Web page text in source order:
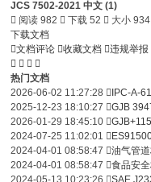
JCS 7502-2021 中文 (1)
 阅读 982  下载 52  大小
下载文档
文档评论 收藏文档 违规举报
   
热门文档
2026-06-02 11:27:28  IPC-A-
2025-12-23 18:10:27 GJB
2026-01-29 18:45:10 
2024-07-25 11:02:01 
2024-04-01 08:58:47 油气管
2024-04-01 08:58:47 食品安
2024-05-13 10:23:26 SAE